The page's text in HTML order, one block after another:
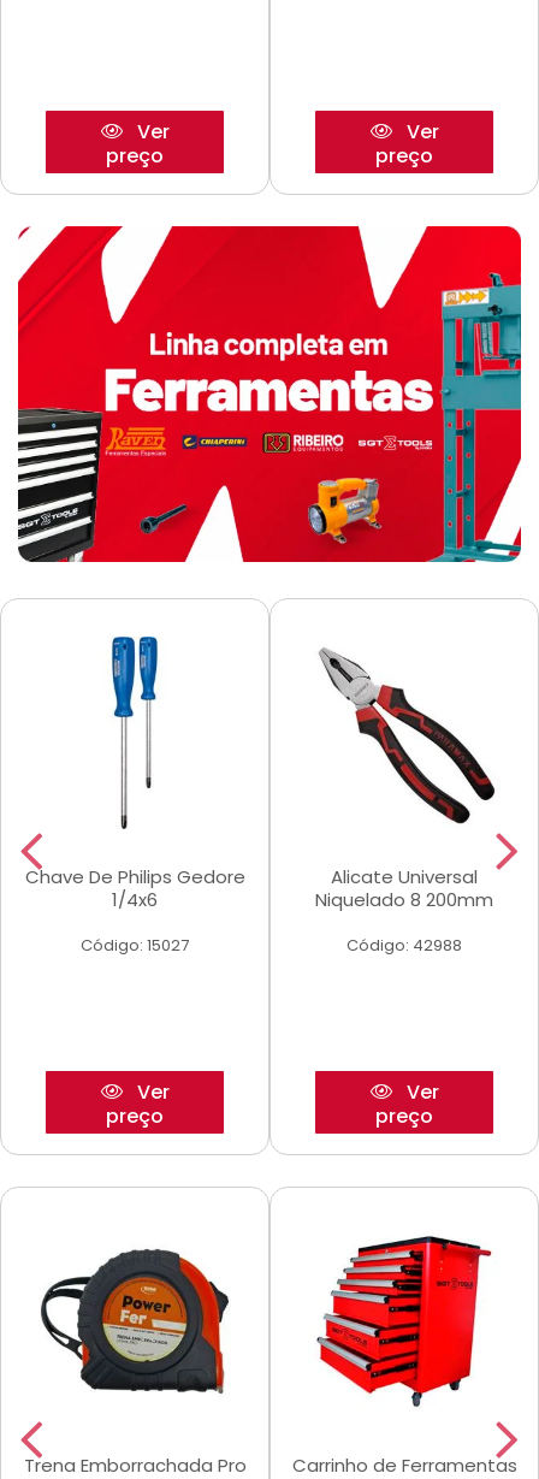
Ver
preço
Ver
preço
Chave De Philips Gedore
1/4x6
Código: 15027
Ver
preço
Alicate Universal
Niquelado 8 200mm
Código: 42988
Ver
preço
Trena Emborrachada Pro
Carrinho de Ferramentas